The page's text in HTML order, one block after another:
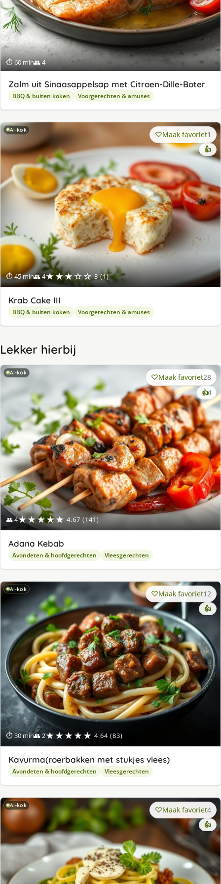
⏱ 60 min👥 4
Zalm uit Sinaasappelsap met Citroen-Dille-Boter
BBQ & buiten koken Voorgerechten & amuses
AI-kok
⏱ 45 min👥 4★★★☆☆ 3 (1)
Maak favoriet1
👍
Krab Cake III
BBQ & buiten koken Voorgerechten & amuses
Lekker hierbij
AI-kok
👥 4★★★★★ 4.67 (141)
Maak favoriet28
👍1
Adana Kebab
Avondeten & hoofdgerechten Vleesgerechten
AI-kok
⏱ 30 min👥 2★★★★★ 4.64 (83)
Maak favoriet12
👍
Kavurma(roerbakken met stukjes vlees)
Avondeten & hoofdgerechten Vleesgerechten
AI-kok Maak favoriet4
👍